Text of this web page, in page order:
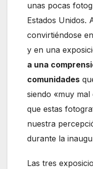
unas pocas
Estados Unidos.
convirtiéndose
y en una
a una
comunidades
siendo «muy mal
que estas
nuestra
durante la
Las tres